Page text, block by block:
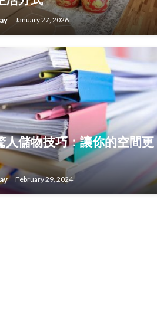
January 27, 2026
人儲物技巧：讓你的空間更
February 29, 2024